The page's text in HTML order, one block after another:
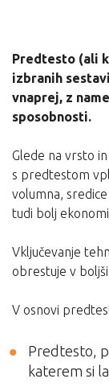
Predtesto (ali
izbranih
vnaprej, z
sposobnosti.
Glede na vrsto
s predtestom
volumna,
tudi bolj
Vključevanje
obrestuje v
V osnovi
Predtesto,
katerem si